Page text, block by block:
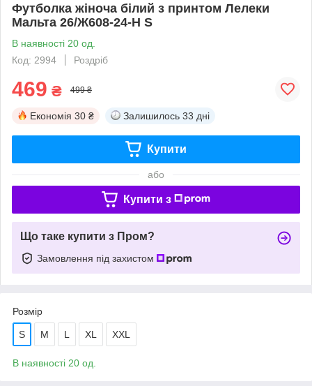
Футболка жіноча білий з принтом Лелеки
Мальта 26/Ж608-24-Н S
В наявності 20 од.
Код: 2994
Роздріб
469 ₴ 499 ₴
Економія 30 ₴ Залишилось 33 дні
Купити
або
Купити з
Що таке купити з Пром?
Замовлення під захистом
Розмір
S M L XL XXL
В наявності 20 од.